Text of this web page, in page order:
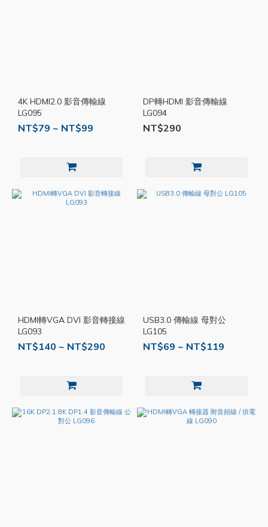
4K HDMI2.0 影音傳輸線
LG095
NT$79 ~ NT$99
DP轉HDMI 影音傳輸線
LG094
NT$290
HDMI轉VGA DVI 影音轉接線
LG093
NT$140 ~ NT$290
USB3.0 傳輸線 母對公
LG105
NT$69 ~ NT$119